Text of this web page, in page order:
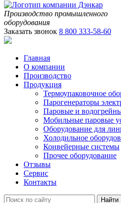
Производство промышленного
оборудования
Заказать звонок 8 800 333-58-60
Главная
О компании
Производство
Продукция
Термоупаковочное
Парогенераторы
Паровые и
Мобильные паровые
Оборудование для
Холодильное
Конвейерные системы
Прочее оборудование
Отзывы
Сервис
Контакты